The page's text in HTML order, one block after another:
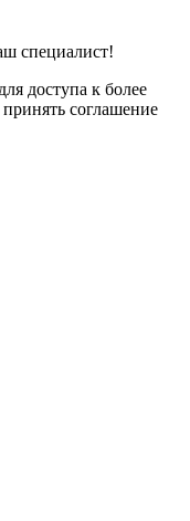
специалист!
доступа к более
соглашение